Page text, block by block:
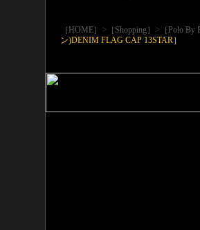
［HOME］ > ［Shopping］ > ［Polo By
ン)DENIM FLAG CAP 13STAR］